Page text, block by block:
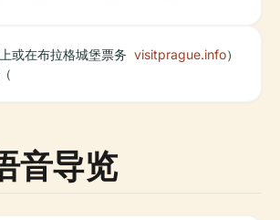
或在布拉格城堡票务 visitprague.info）
音导览